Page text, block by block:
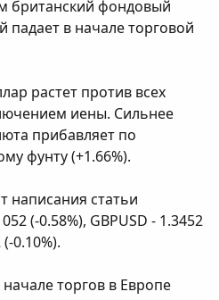
британский фондовый
падает в начале торговой
растет против всех
иены. Сильнее
прибавляет по
фунту (+1.66%).
написания статьи
(-0.58%), GBPUSD - 1.3452
(-0.10%).
торгов в Европе